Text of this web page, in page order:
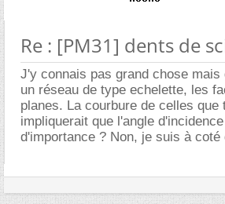
Re : [PM31] dents de
J'y connais pas grand chose mais
un réseau de type echelette, les
planes. La courbure de celles que
impliquerait que l'angle
d'importance ? Non, je suis à coté